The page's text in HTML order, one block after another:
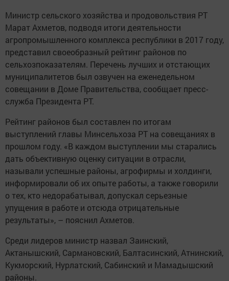
Министр сельского хозяйства и продовольствия РТ
Марат Ахметов, подводя итоги деятельности
агропромышленного комплекса республики в 2017 году,
представил своеобразный рейтинг районов по
сельхозпоказателям. Перечень лучших и отстающих
муниципалитетов был озвучен на еженедельном
совещании в Доме Правительства, сообщает пресс-
служба Президента РТ.
Рейтинг районов был составлен по итогам
выступлений главы Минсельхоза РТ на совещаниях в
прошлом году. «В каждом выступлении мы старались
дать объективную оценку ситуации в отрасли,
называли успешные районы, агрофирмы и холдинги,
информировали об их опыте работы, а также говорили
о тех, кто недорабатывал, допускал серьезные
упущения в работе и отсюда отрицательные
результаты», – пояснил Ахметов.
Среди лидеров министр назвал Заинский,
Актанышский, Сармановский, Балтасинский, Атнинский,
Кукморский, Нурлатский, Сабинский и Мамадышский
районы.